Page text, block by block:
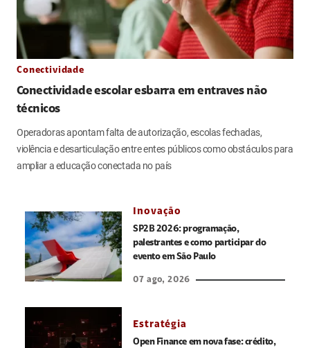
Conectividade
Conectividade escolar esbarra em entraves não
técnicos
Operadoras apontam falta de autorização, escolas fechadas,
violência e desarticulação entre entes públicos como obstáculos para
ampliar a educação conectada no país
Inovação
SP2B 2026: programação,
palestrantes e como participar do
evento em São Paulo
07 ago, 2026
Estratégia
Open Finance em nova fase: crédito,